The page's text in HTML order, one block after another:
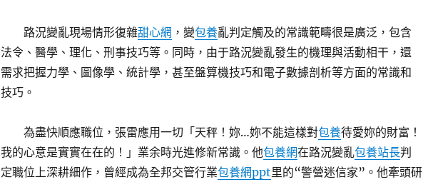
路況變亂現場情形復雜甜心網 ，變包養亂判定觸及的常識範疇很是廣泛，包含
法令、醫學、理化、刑事技巧等。同時，由于路況變亂發生的機理與活動相干，還
需求把握力學、圖像學、統計學，甚至盤算機技巧和電子數據剖析等方面的常識和
技巧。
為盡快順應職位，張雷應用一切「天秤！妳…妳不能這樣對包養待愛妳的財富！
我的心意是實實在在的！」業余時光進修新常識。他包養網在路況變亂包養站長判
定職位上深耕細作，曾經成為全邦交管行業包養網ppt里的“警營迷信家”。他牽頭研